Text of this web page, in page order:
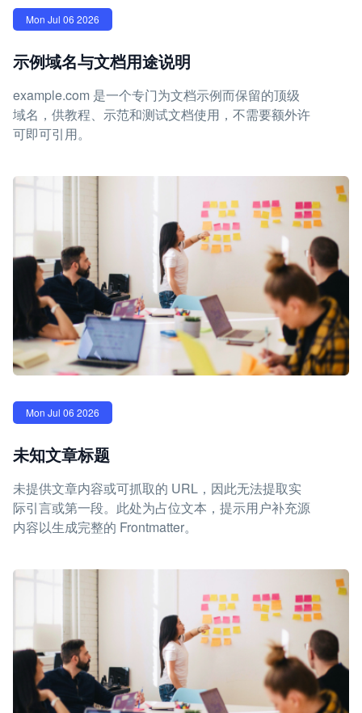
Mon Jul 06 2026
示例域名与文档用途说明
example.com 是一个专门为文档示例而保留的顶级
域名，供教程、示范和测试文档使用，不需要额外许
可即可引用。
Mon Jul 06 2026
未知文章标题
未提供文章内容或可抓取的 URL，因此无法提取实
际引言或第一段。此处为占位文本，提示用户补充源
内容以生成完整的 Frontmatter。